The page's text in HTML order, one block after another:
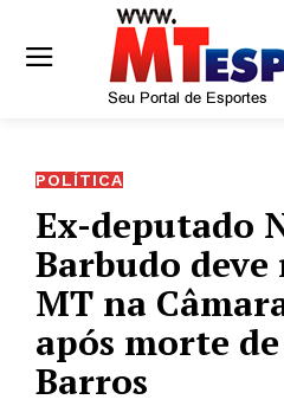
POLÍTICA
Ex-deputado
Barbudo
MT na
após morte
Barros